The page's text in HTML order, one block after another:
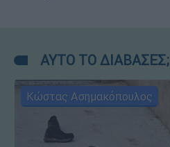
ΑΥΤΟ ΤΟ ΔΙΑΒΑΣΕΣ;
Κώστας Ασημακόπουλος